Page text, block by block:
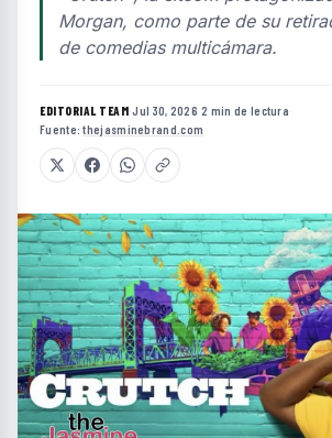
Morgan, como parte de su
de comedias multicámara.
EDITORIAL TEAM·Jul 30, 2026·2 min de lectura·
Fuente:thejasminebrand.com